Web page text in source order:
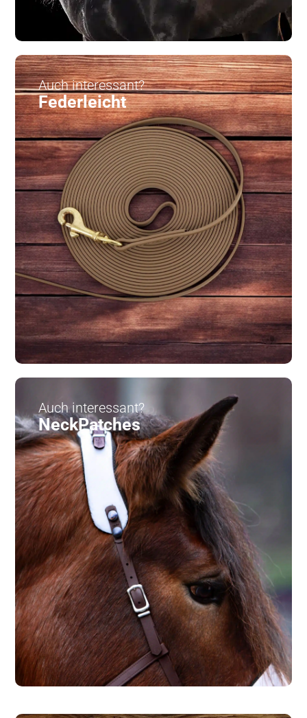
Auch interessant?
Federleicht
Auch interessant?
NeckPatches